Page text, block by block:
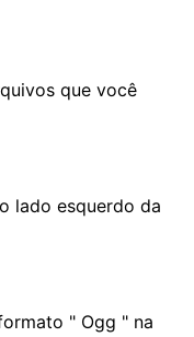
que você
lado esquerdo da
" Ogg " na